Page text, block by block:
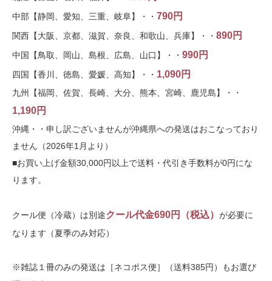
中部【静岡、愛知、三重、岐阜】・・ 790円
関西【大阪、京都、滋賀、奈良、和歌山、兵庫】・・ 890円
中国【鳥取、岡山、島根、広島、山口】・・ 990円
四国【香川、徳島、愛媛、高知】・・ 1,090円
九州【福岡、佐賀、長崎、大分、熊本、宮崎、鹿児島】・・
1,190円
沖縄・・申し訳ございませんが沖縄県への発送はおこなっており
ません（2026年1月より）
■お買い上げ金額30,000円以上で送料・代引き手数料が0円にな
ります。
クール便（冷蔵）は別途クール代金690円（税込） が必要に
なります（夏季のみ対応）
※雑誌１冊のみの発送は［ネコポス便］（送料385円）もお選び